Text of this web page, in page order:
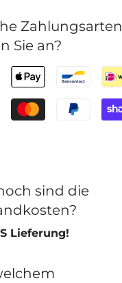
Zahlungsarten
Sie an?
sind die
Lieferung!